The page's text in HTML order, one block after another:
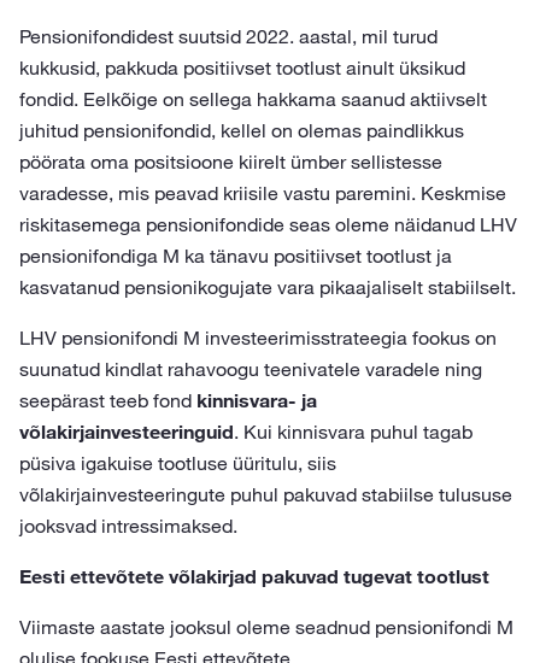
Pensionifondidest suutsid 2022. aastal, mil turud
kukkusid, pakkuda positiivset tootlust ainult üksikud
fondid. Eelkõige on sellega hakkama saanud aktiivselt
juhitud pensionifondid, kellel on olemas paindlikkus
pöörata oma positsioone kiirelt ümber sellistesse
varadesse, mis peavad kriisile vastu paremini. Keskmise
riskitasemega pensionifondide seas oleme näidanud LHV
pensionifondiga M ka tänavu positiivset tootlust ja
kasvatanud pensionikogujate vara pikaajaliselt stabiilselt.
LHV pensionifondi M investeerimisstrateegia fookus on
suunatud kindlat rahavoogu teenivatele varadele ning
seepärast teeb fond kinnisvara- ja
võlakirjainvesteeringuid. Kui kinnisvara puhul tagab
püsiva igakuise tootluse üüritulu, siis
võlakirjainvesteeringute puhul pakuvad stabiilse tulususe
jooksvad intressimaksed.
Eesti ettevõtete võlakirjad pakuvad tugevat tootlust
Viimaste aastate jooksul oleme seadnud pensionifondi M
olulise fookuse Eesti ettevõtete